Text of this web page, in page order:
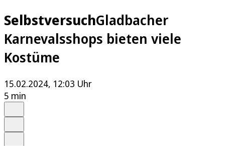
SelbstversuchGladbacher
Karnevalsshops bieten viele
Kostüme
15.02.2024, 12:03 Uhr
5 min